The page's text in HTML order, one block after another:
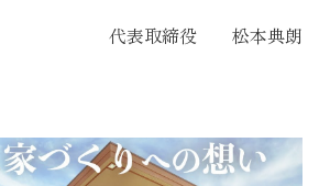
代表取締役 松本典朗